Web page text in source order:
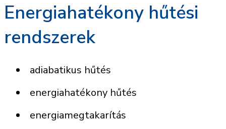
Energiahatékony hűtési
rendszerek
adiabatikus hűtés
energiahatékony hűtés
energiamegtakarítás